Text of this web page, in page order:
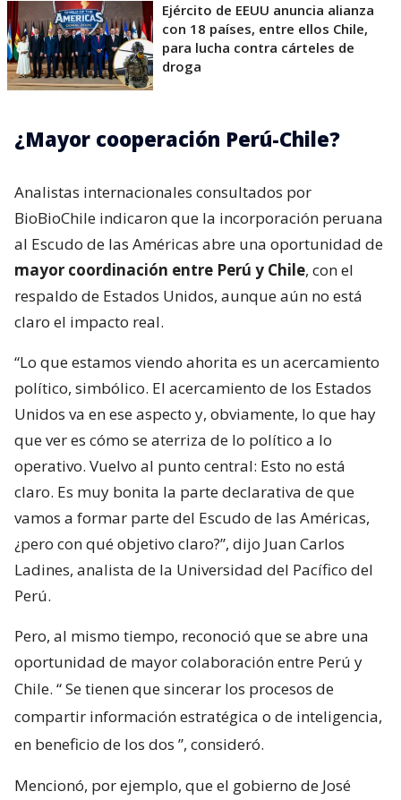
Ejército de EEUU anuncia alianza
con 18 países, entre ellos Chile,
para lucha contra cárteles de
droga
¿Mayor cooperación Perú-Chile?
Analistas internacionales consultados por
BioBioChile indicaron que la incorporación peruana
al Escudo de las Américas abre una oportunidad de
mayor coordinación entre Perú y Chile, con el
respaldo de Estados Unidos, aunque aún no está
claro el impacto real.
“Lo que estamos viendo ahorita es un acercamiento
político, simbólico. El acercamiento de los Estados
Unidos va en ese aspecto y, obviamente, lo que hay
que ver es cómo se aterriza de lo político a lo
operativo. Vuelvo al punto central: Esto no está
claro. Es muy bonita la parte declarativa de que
vamos a formar parte del Escudo de las Américas,
¿pero con qué objetivo claro?”, dijo Juan Carlos
Ladines, analista de la Universidad del Pacífico del
Perú.
Pero, al mismo tiempo, reconoció que se abre una
oportunidad de mayor colaboración entre Perú y
Chile. “Se tienen que sincerar los procesos de
compartir información estratégica o de inteligencia,
en beneficio de los dos ”, consideró.
Mencionó, por ejemplo, que el gobierno de José